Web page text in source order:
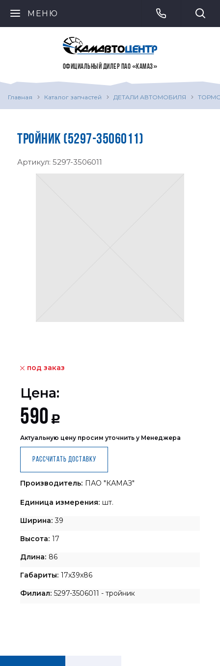
МЕНЮ
ОФИЦИАЛЬНЫЙ ДИЛЕР ПАО «КАМАЗ»
Главная Каталог запчастей ДЕТАЛИ АВТОМОБИЛЯ
ТРОЙНИК (5297-3506011)
Артикул: 5297-3506011
под заказ
Цена:
590 Р
Актуальную цену просим уточнить у Менеджера
Рассчитать доставку
Производитель: ПАО "КАМАЗ"
Единица измерения: шт.
Ширина: 39
Высота: 17
Длина: 86
Габариты: 17x39x86
Филиал: 5297-3506011 - тройник